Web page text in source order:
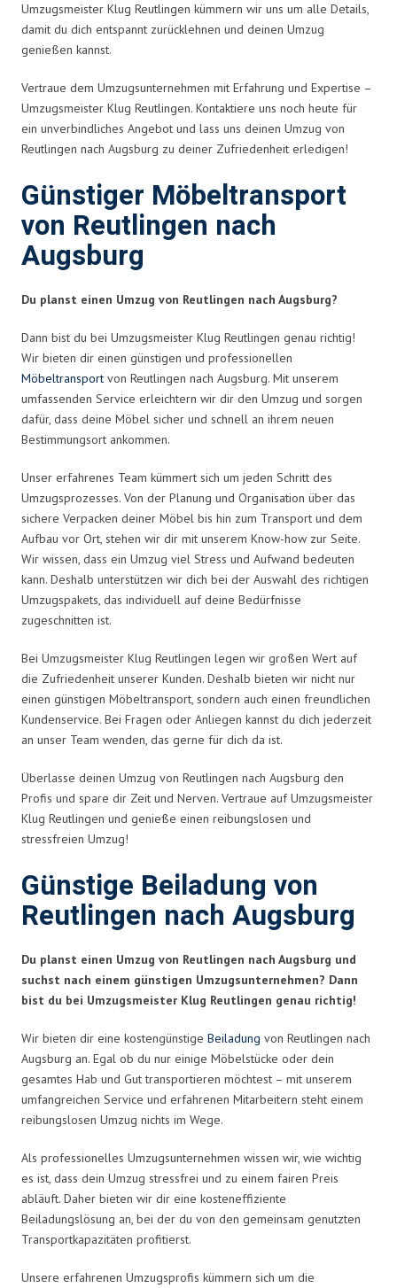
Umzugsmeister Klug Reutlingen kümmern wir uns um alle Details,
damit du dich entspannt zurücklehnen und deinen Umzug
genießen kannst.
Vertraue dem Umzugsunternehmen mit Erfahrung und Expertise –
Umzugsmeister Klug Reutlingen. Kontaktiere uns noch heute für
ein unverbindliches Angebot und lass uns deinen Umzug von
Reutlingen nach Augsburg zu deiner Zufriedenheit erledigen!
Günstiger Möbeltransport
von Reutlingen nach
Augsburg
Du planst einen Umzug von Reutlingen nach Augsburg?
Dann bist du bei Umzugsmeister Klug Reutlingen genau richtig!
Wir bieten dir einen günstigen und professionellen
Möbeltransport von Reutlingen nach Augsburg. Mit unserem
umfassenden Service erleichtern wir dir den Umzug und sorgen
dafür, dass deine Möbel sicher und schnell an ihrem neuen
Bestimmungsort ankommen.
Unser erfahrenes Team kümmert sich um jeden Schritt des
Umzugsprozesses. Von der Planung und Organisation über das
sichere Verpacken deiner Möbel bis hin zum Transport und dem
Aufbau vor Ort, stehen wir dir mit unserem Know-how zur Seite.
Wir wissen, dass ein Umzug viel Stress und Aufwand bedeuten
kann. Deshalb unterstützen wir dich bei der Auswahl des richtigen
Umzugspakets, das individuell auf deine Bedürfnisse
zugeschnitten ist.
Bei Umzugsmeister Klug Reutlingen legen wir großen Wert auf
die Zufriedenheit unserer Kunden. Deshalb bieten wir nicht nur
einen günstigen Möbeltransport, sondern auch einen freundlichen
Kundenservice. Bei Fragen oder Anliegen kannst du dich jederzeit
an unser Team wenden, das gerne für dich da ist.
Überlasse deinen Umzug von Reutlingen nach Augsburg den
Profis und spare dir Zeit und Nerven. Vertraue auf Umzugsmeister
Klug Reutlingen und genieße einen reibungslosen und
stressfreien Umzug!
Günstige Beiladung von
Reutlingen nach Augsburg
Du planst einen Umzug von Reutlingen nach Augsburg und
suchst nach einem günstigen Umzugsunternehmen? Dann
bist du bei Umzugsmeister Klug Reutlingen genau richtig!
Wir bieten dir eine kostengünstige Beiladung von Reutlingen nach
Augsburg an. Egal ob du nur einige Möbelstücke oder dein
gesamtes Hab und Gut transportieren möchtest – mit unserem
umfangreichen Service und erfahrenen Mitarbeitern steht einem
reibungslosen Umzug nichts im Wege.
Als professionelles Umzugsunternehmen wissen wir, wie wichtig
es ist, dass dein Umzug stressfrei und zu einem fairen Preis
abläuft. Daher bieten wir dir eine kosteneffiziente
Beiladungslösung an, bei der du von den gemeinsam genutzten
Transportkapazitäten profitierst.
Unsere erfahrenen Umzugsprofis kümmern sich um die